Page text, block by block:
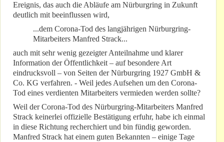
Ereignis, das auch die Abläufe am Nürburgring in Zukunft
deutlich mit beeinflussen wird,
...dem Corona-Tod des langjährigen Nürburgring-
Mitarbeiters Manfred Strack...
auch mit sehr wenig gezeigter Anteilnahme und klarer
Information der Öffentlichkeit – auf besondere Art
eindrucksvoll – von Seiten der Nürburgring 1927 GmbH &
Co. KG verfahren. - Weil jedes Aufsehen um den Corona-
Tod eines verdienten Mitarbeiters vermieden werden sollte?
Weil der Corona-Tod des Nürburgring-Mitarbeiters Manfred
Strack keinerlei offizielle Bestätigung erfuhr, habe ich einmal
in diese Richtung recherchiert und bin fündig geworden.
Manfred Strack hat einem guten Bekannten – einige Tage